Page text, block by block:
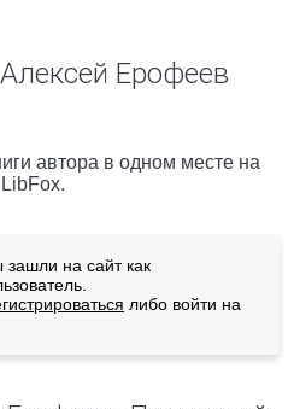
Ерофеев
автора в одном месте на
на сайт как
либо войти на